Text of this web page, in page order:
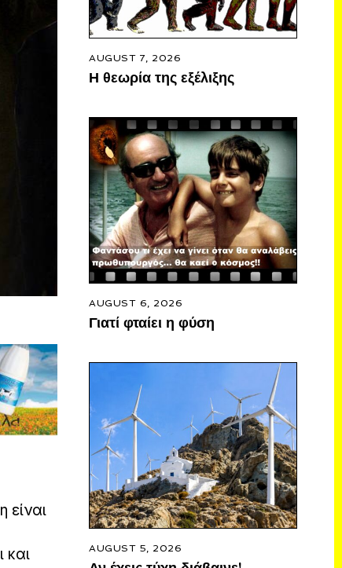
είναι
και
AUGUST 7, 2026
Η θεωρία της εξέλιξης
AUGUST 6, 2026
Γιατί φταίει η φύση
AUGUST 5, 2026